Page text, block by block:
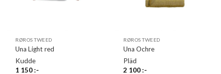
RØROS TWEED
Una Light red
Kudde
1 150:-
RØROS TWEED
Una Ochre
Pläd
2 100:-